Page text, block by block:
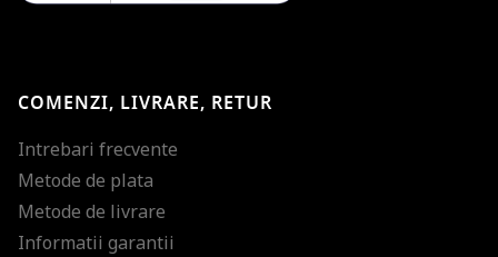
COMENZI, LIVRARE, RETUR
Intrebari frecvente
Metode de plata
Metode de livrare
Informatii garantii